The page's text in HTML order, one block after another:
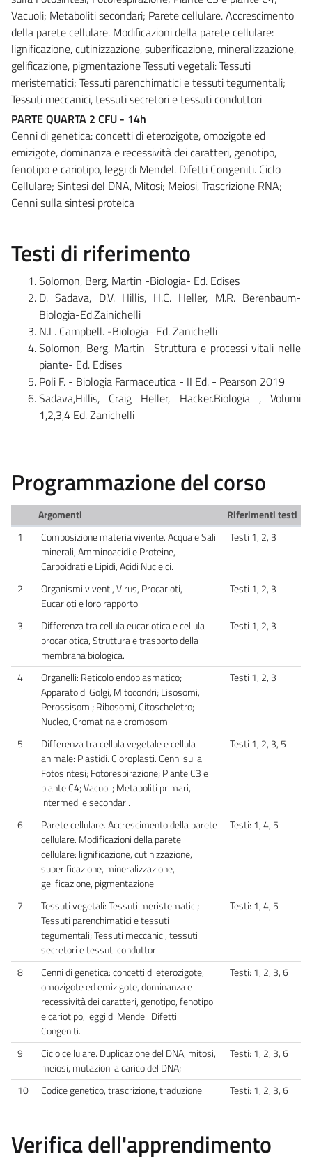
Vacuoli; Metaboliti secondari; Parete cellulare. Accrescimento
della parete cellulare. Modificazioni della parete cellulare:
lignificazione, cutinizzazione, suberificazione, mineralizzazione,
gelificazione, pigmentazione Tessuti vegetali: Tessuti
meristematici; Tessuti parenchimatici e tessuti tegumentali;
Tessuti meccanici, tessuti secretori e tessuti conduttori
PARTE QUARTA 2 CFU - 14h
Cenni di genetica: concetti di eterozigote, omozigote ed
emizigote, dominanza e recessività dei caratteri, genotipo,
fenotipo e cariotipo, leggi di Mendel. Difetti Congeniti. Ciclo
Cellulare; Sintesi del DNA, Mitosi; Meiosi, Trascrizione RNA;
Cenni sulla sintesi proteica
Testi di riferimento
Solomon, Berg, Martin -Biologia- Ed. Edises
D. Sadava, D.V. Hillis, H.C. Heller, M.R. Berenbaum-
Biologia-Ed.Zainichelli
N.L. Campbell. -Biologia- Ed. Zanichelli
Solomon, Berg, Martin -Struttura e processi vitali nelle
piante- Ed. Edises
Poli F. - Biologia Farmaceutica - II Ed. - Pearson 2019
Sadava,Hillis, Craig Heller, Hacker.Biologia , Volumi
1,2,3,4 Ed. Zanichelli
Programmazione del corso
Argomenti
Riferimenti testi
1
Composizione materia vivente. Acqua e Sali
minerali, Amminoacidi e Proteine,
Carboidrati e Lipidi, Acidi Nucleici.
Testi 1, 2, 3
2
Organismi viventi, Virus, Procarioti,
Eucarioti e loro rapporto.
Testi 1, 2, 3
3
Differenza tra cellula eucariotica e cellula
procariotica, Struttura e trasporto della
membrana biologica.
Testi 1, 2, 3
4
Organelli: Reticolo endoplasmatico;
Apparato di Golgi, Mitocondri; Lisosomi,
Perossisomi; Ribosomi, Citoscheletro;
Nucleo, Cromatina e cromosomi
Testi 1, 2, 3
5
Differenza tra cellula vegetale e cellula
animale: Plastidi. Cloroplasti. Cenni sulla
Fotosintesi; Fotorespirazione; Piante C3 e
piante C4; Vacuoli; Metaboliti primari,
intermedi e secondari.
Testi 1, 2, 3, 5
6
Parete cellulare. Accrescimento della parete
cellulare. Modificazioni della parete
cellulare: lignificazione, cutinizzazione,
suberificazione, mineralizzazione,
gelificazione, pigmentazione
Testi: 1, 4, 5
7
Tessuti vegetali: Tessuti meristematici;
Tessuti parenchimatici e tessuti
tegumentali; Tessuti meccanici, tessuti
secretori e tessuti conduttori
Testi: 1, 4, 5
8
Cenni di genetica: concetti di eterozigote,
omozigote ed emizigote, dominanza e
recessività dei caratteri, genotipo, fenotipo
e cariotipo, leggi di Mendel. Difetti
Congeniti.
Testi: 1, 2, 3, 6
9
Ciclo cellulare. Duplicazione del DNA, mitosi,
meiosi, mutazioni a carico del DNA;
Testi: 1, 2, 3, 6
10 Codice genetico, trascrizione, traduzione. Testi: 1, 2, 3, 6
Verifica dell'apprendimento